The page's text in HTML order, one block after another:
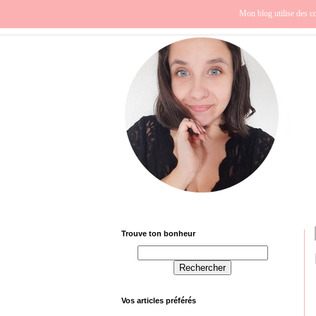
Europe
Trouve ton bonheur
Vos articles préférés
Mon blog utilise des